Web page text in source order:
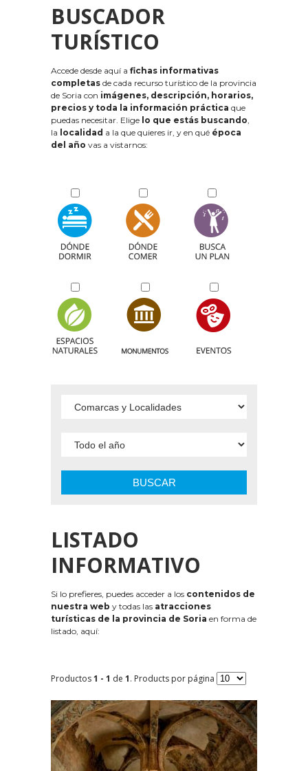
BUSCADOR
TURÍSTICO
Accede desde aquí a fichas informativas
completas de cada recurso turístico de la provincia
de Soria con imágenes, descripción, horarios,
precios y toda la información práctica que
puedas necesitar. Elige lo que estás buscando,
la localidad a la que quieres ir, y en qué época
del año vas a vistarnos:
BUSCAR
LISTADO
INFORMATIVO
Si lo prefieres, puedes acceder a los contenidos de
nuestra web y todas las atracciones
turísticas de la provincia de Soria en forma de
listado, aquí:
Productos1 - 1 de 1. Products por página